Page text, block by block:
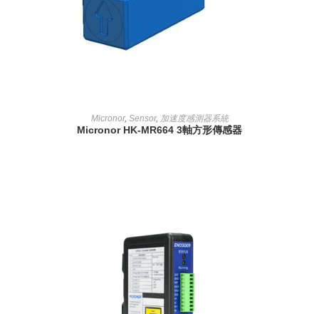
READ MORE
Micronor, Sensor, 加速度感測器系統
Micronor HK-MR664 3軸方形傳感器